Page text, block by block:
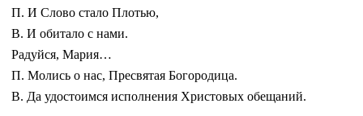
П. И Слово стало Плотью,
В. И обитало с нами.
Радуйся, Мария…
П. Молись о нас, Пресвятая Богородица.
В. Да удостоимся исполнения Христовых обещаний.